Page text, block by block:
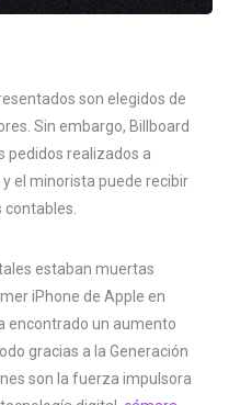
son elegidos de
Sin embargo, Billboard
pedidos realizados a
el minorista puede recibir
estaban muertas
iPhone de Apple en
encontrado un aumento
gracias a la Generación
son la fuerza impulsora